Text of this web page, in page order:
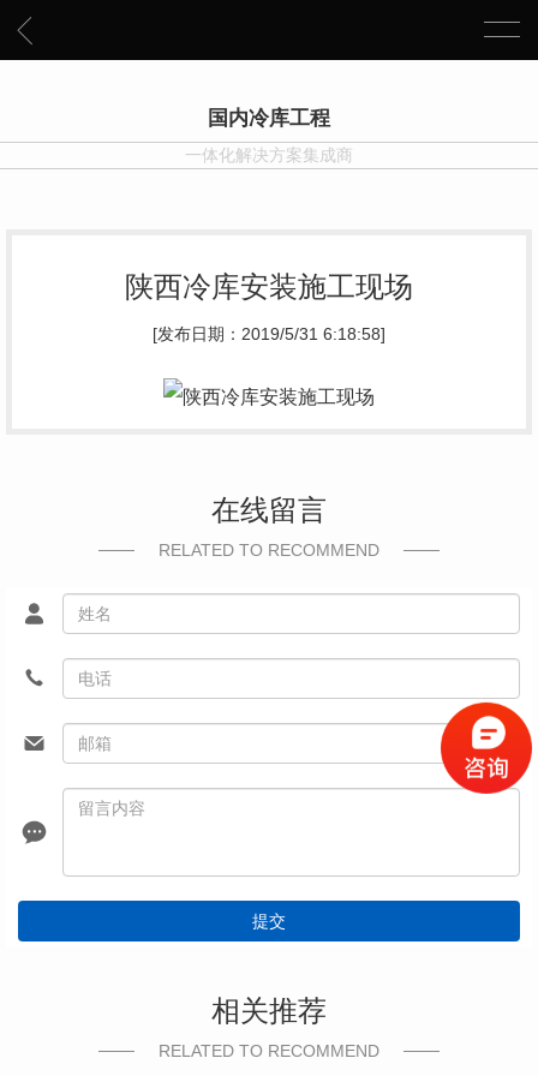
国内冷库工程
一体化解决方案集成商
陕西冷库安装施工现场
[发布日期：2019/5/31 6:18:58]
在线留言
RELATED TO RECOMMEND
提交
相关推荐
RELATED TO RECOMMEND